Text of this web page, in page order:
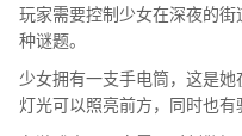
玩家需要控制少女在深夜的
种谜题。
少女拥有一支手电筒，这是
灯光可以照亮前方，同时也有